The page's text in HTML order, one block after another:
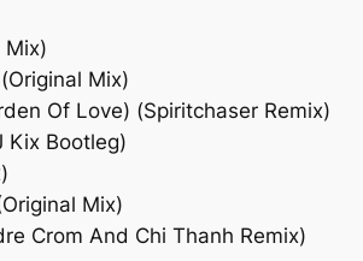
Mix)
Mix)
Of Love) (Spiritchaser Remix)
Kix Bootleg)
Mix)
Crom And Chi Thanh Remix)